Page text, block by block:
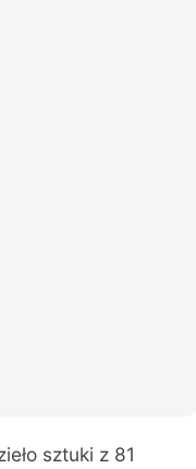
sztuki z 81